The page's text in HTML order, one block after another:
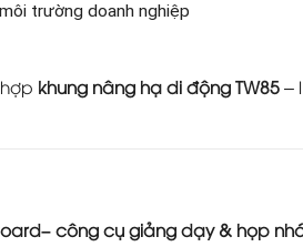
trường doanh nghiệp
khung nâng hạ di động TW85–
công cụ giảng dạy & họp